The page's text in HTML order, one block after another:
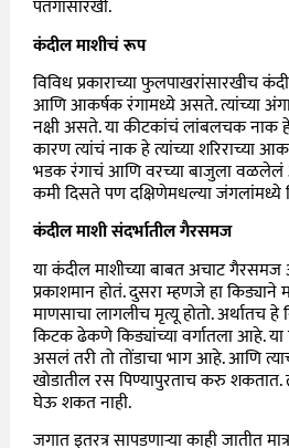
पतंगासारखी.
कंदील माशीचं रूप
विविध प्रकाराच्या फुलपाखरांसारखीच
आणि आकर्षक रंगामध्ये असते. त्यांच्या
नक्षी असते. या कीटकांचं लांबलचक नाक
कारण त्यांचं नाक हे त्यांच्या शरिराच्या
भडक रंगाचं आणि वरच्या बाजुला
कमी दिसते पण दक्षिणेमधल्या जंगलांमध्ये
कंदील माशी संदर्भातील गैरसमज
या कंदील माशीच्या बाबत अचाट
प्रकाशमान होतं. दुसरा म्हणजे हा किड्याने
माणसाचा लागलीच मृत्यू होतो. अर्थातच
किटक ढेकणे किड्यांच्या वर्गातला आहे.
असलं तरी तो तोंडाचा भाग आहे. आणि
खोडातील रस पिण्यापुरताच करु शकतात.
घेऊ शकत नाही.
जगात इतरत्र सापडणाऱ्या काही जातीत